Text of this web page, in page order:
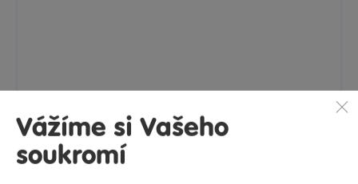
Vážíme si Vašeho
soukromí